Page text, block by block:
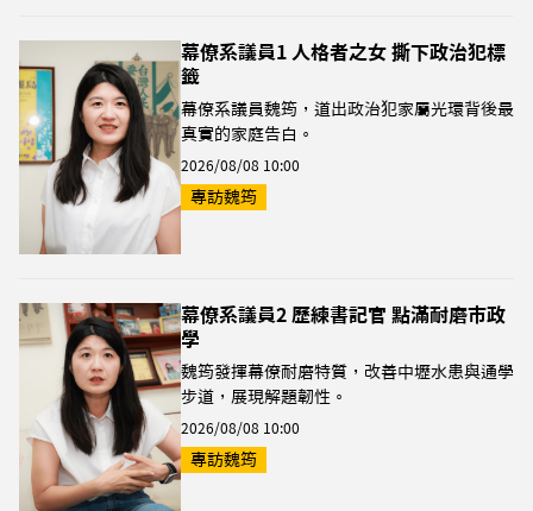
幕僚系議員1 人格者之女 撕下政治犯標
籤
幕僚系議員魏筠，道出政治犯家屬光環背後最
真實的家庭告白。
2026/08/08 10:00
專訪魏筠
幕僚系議員2 歷練書記官 點滿耐磨市政
學
魏筠發揮幕僚耐磨特質，改善中壢水患與通學
步道，展現解題韌性。
2026/08/08 10:00
專訪魏筠